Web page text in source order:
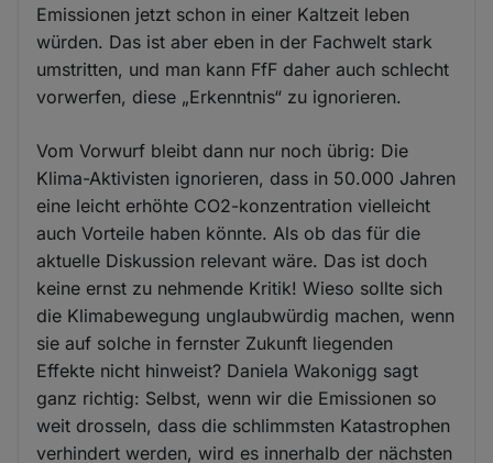
Emissionen jetzt schon in einer Kaltzeit leben
würden. Das ist aber eben in der Fachwelt stark
umstritten, und man kann FfF daher auch schlecht
vorwerfen, diese „Erkenntnis“ zu ignorieren.
Vom Vorwurf bleibt dann nur noch übrig: Die
Klima-Aktivisten ignorieren, dass in 50.000 Jahren
eine leicht erhöhte CO2-konzentration vielleicht
auch Vorteile haben könnte. Als ob das für die
aktuelle Diskussion relevant wäre. Das ist doch
keine ernst zu nehmende Kritik! Wieso sollte sich
die Klimabewegung unglaubwürdig machen, wenn
sie auf solche in fernster Zukunft liegenden
Effekte nicht hinweist? Daniela Wakonigg sagt
ganz richtig: Selbst, wenn wir die Emissionen so
weit drosseln, dass die schlimmsten Katastrophen
verhindert werden, wird es innerhalb der nächsten